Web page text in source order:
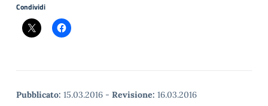
Condividi
Pubblicato: 15.03.2016 - Revisione: 16.03.2016